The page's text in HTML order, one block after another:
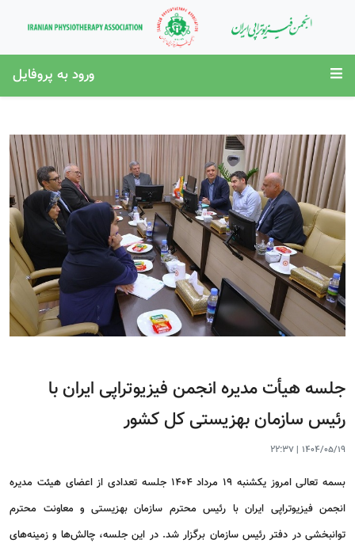
ورود به پروفایل
جلسه هیأت مدیره انجمن فیزیوتراپی ایران با
رئیس سازمان بهزیستی کل کشور
1404/05/19
|
22:37
بسمه تعالی امروز یکشنبه ۱۹ مرداد ۱۴۰۴ جلسه تعدادی از اعضای هیئت مدیره
انجمن فیزیوتراپی ایران با رئیس محترم سازمان بهزیستی و معاونت محترم
توانبخشی در دفتر رئیس سازمان برگزار شد. در این جلسه، چالش‌ها و زمینه‌های